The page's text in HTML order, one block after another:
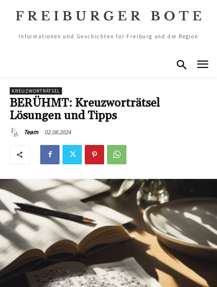
Informationen und Geschichten für Freiburg und die Region
KREUZWORTRÄTSEL
BERÜHMT: Kreuzworträtsel
Lösungen und Tipps
Team 02.08.2024